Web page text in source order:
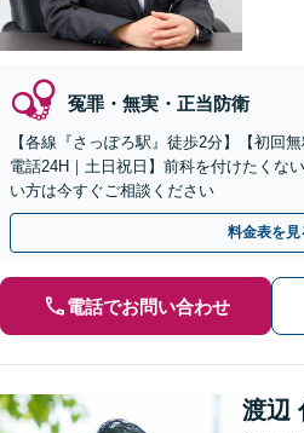
冤罪・無実・正当防衛
【各線『さっぽろ駅』徒歩2分】【初回
電話24H｜土日祝日】前科を付けたくな
い方は今すぐご相談ください
料金表を見
電話でお問い合わせ
渡辺